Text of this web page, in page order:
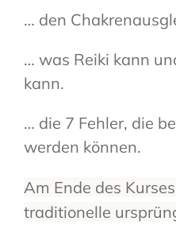
… den
… was Reiki kann
kann.
… die 7 Fehler, die
werden können.
Am Ende des
traditionelle